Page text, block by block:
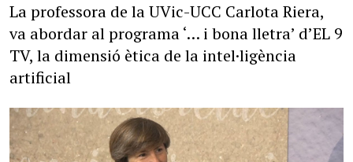
La professora de la UVic-UCC Carlota Riera,
va abordar al programa ‘… i bona lletra’ d’EL 9
TV, la dimensió ètica de la intel·ligència
artificial